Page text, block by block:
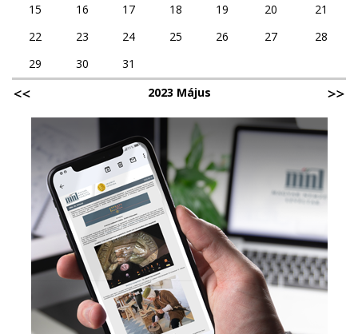
15
16 17 18 19 20
21
22
23 24 25 26 27
28
29
30
31
2023 Május